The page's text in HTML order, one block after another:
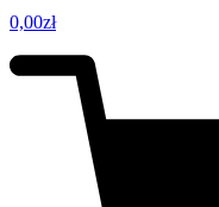
0,00zł